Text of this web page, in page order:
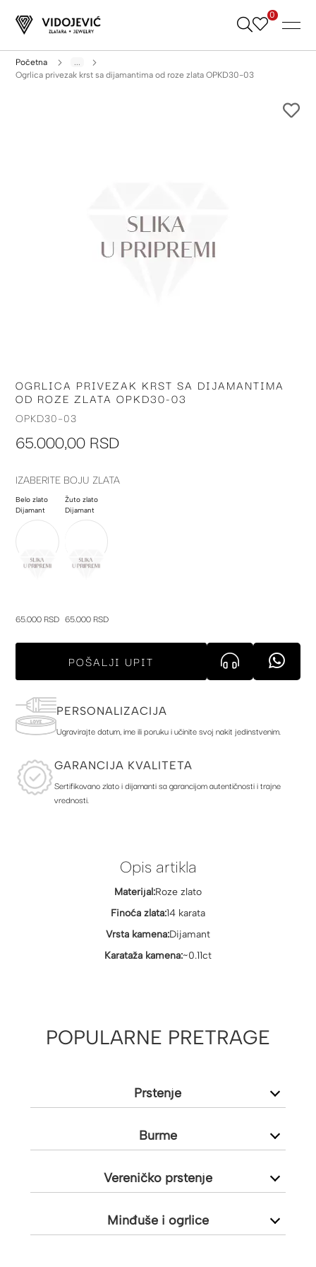
Skip
0
Početna
...
Ogrlica privezak krst sa dijamantima od roze zlata OPKD30-03
Skip
to
the
of
gallery
OGRLICA PRIVEZAK KRST SA DIJAMANTIMA
OD ROZE ZLATA OPKD30-03
OPKD30-03
65.000,00 RSD
IZABERITE BOJU ZLATA
Belo zlato
Dijamant
65.000 RSD
Žuto zlato
Dijamant
65.000 RSD
POŠALJI UPIT
PERSONALIZACIJA
Ugravirajte datum, ime ili poruku i učinite svoj nakit jedinstvenim.
GARANCIJA KVALITETA
Sertifikovano zlato i dijamanti sa garancijom autentičnosti i trajne
vrednosti.
Opis artikla
Materijal:Roze zlato
Finoća zlata:14 karata
Vrsta kamena:Dijamant
Karataža kamena:~0.11ct
POPULARNE PRETRAGE
Prstenje
Burme
Vereničko prstenje
Minđuše i ogrlice